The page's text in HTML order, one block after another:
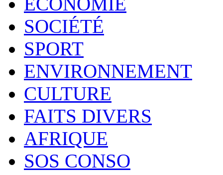
SOCIÉTÉ
SPORT
ENVIRONNEMENT
CULTURE
FAITS DIVERS
AFRIQUE
SOS CONSO